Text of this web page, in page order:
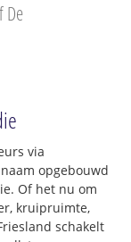
De
via
opgebouwd
Of het nu om
kruipruimte,
schakelt